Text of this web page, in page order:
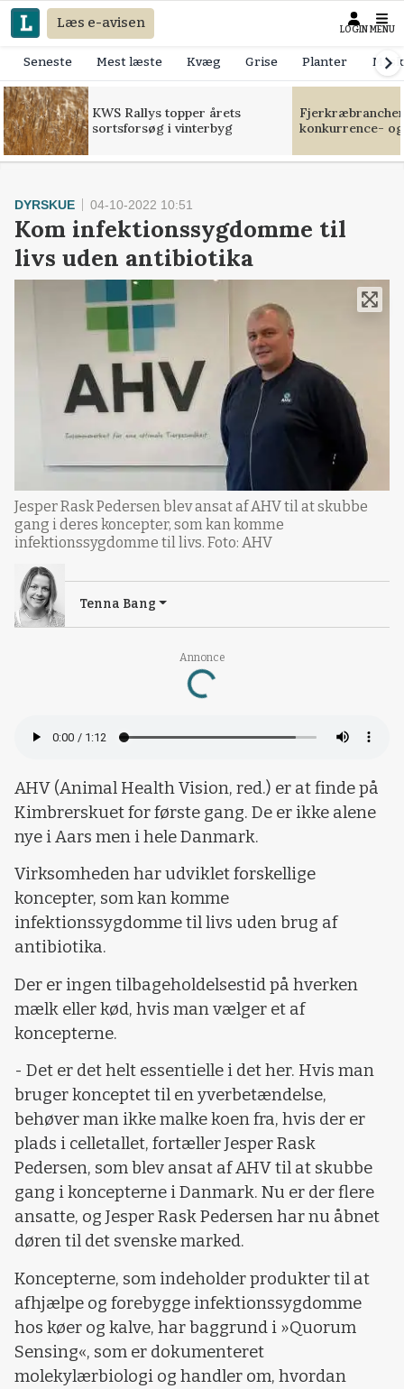
Læs e-avisen LOGIN MENU
Seneste Mest læste Kvæg Grise Planter
KWS Rallys topper årets
sortsforsøg i vinterbyg
konkurrence-
Annonce
Loading...
DYRSKUE 04-10-2022 10:51
Kom infektionssygdomme til
livs uden antibiotika
Jesper Rask Pedersen blev ansat af AHV til at skubbe
gang i deres koncepter, som kan komme
infektionssygdomme til livs. Foto: AHV
Tenna Bang
AHV (Animal Health Vision, red.) er at finde på
Kimbrerskuet for første gang. De er ikke alene
nye i Aars men i hele Danmark.
Virksomheden har udviklet forskellige
koncepter, som kan komme
infektionssygdomme til livs uden brug af
antibiotika.
Der er ingen tilbageholdelsestid på hverken
mælk eller kød, hvis man vælger et af
koncepterne.
- Det er det helt essentielle i det her. Hvis man
bruger konceptet til en yverbetændelse,
behøver man ikke malke koen fra, hvis der er
plads i celletallet, fortæller Jesper Rask
Pedersen, som blev ansat af AHV til at skubbe
gang i koncepterne i Danmark. Nu er der flere
ansatte, og Jesper Rask Pedersen har nu åbnet
døren til det svenske marked.
Koncepterne, som indeholder produkter til at
afhjælpe og forebygge infektionssygdomme
hos køer og kalve, har baggrund i »Quorum
Sensing«, som er dokumenteret
molekylærbiologi og handler om, hvordan